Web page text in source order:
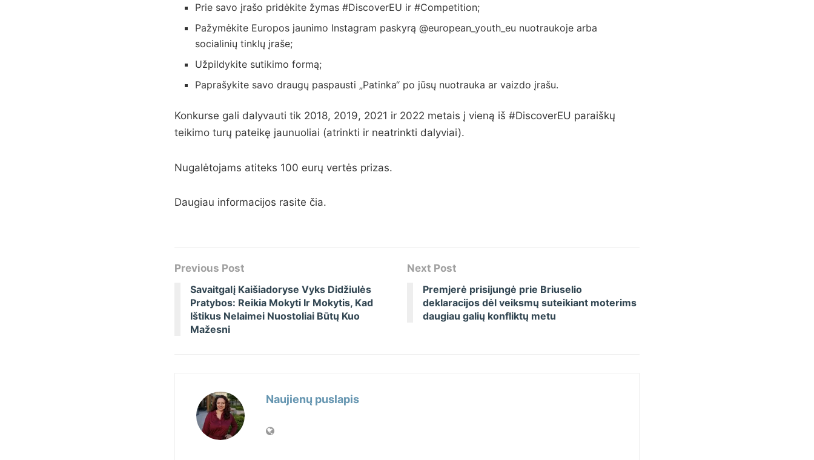
Prie savo įrašo pridėkite žymas #DiscoverEU ir #Competition;
Pažymėkite Europos jaunimo Instagram paskyrą @european_youth_eu nuotraukoje arba
socialinių tinklų įraše;
Užpildykite sutikimo formą;
Paprašykite savo draugų paspausti „Patinka“ po jūsų nuotrauka ar vaizdo įrašu.
Konkurse gali dalyvauti tik 2018, 2019, 2021 ir 2022 metais į vieną iš #DiscoverEU paraiškų
teikimo turų pateikę jaunuoliai (atrinkti ir neatrinkti dalyviai).
Nugalėtojams atiteks 100 eurų vertės prizas.
Daugiau informacijos rasite čia.
Previous Post
Savaitgalį Kaišiadoryse Vyks Didžiulės
Pratybos: Reikia Mokyti Ir Mokytis, Kad
Ištikus Nelaimei Nuostoliai Būtų Kuo
Mažesni
Next Post
Premjerė prisijungė prie Briuselio
deklaracijos dėl veiksmų suteikiant moterims
daugiau galių konfliktų metu
Naujienų puslapis